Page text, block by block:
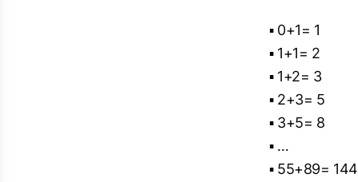
▪ 0+1= 1
▪ 1+1= 2
▪ 1+2= 3
▪ 2+3= 5
▪ 3+5= 8
▪ …
▪ 55+89= 144